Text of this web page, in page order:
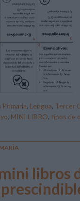
Primaria, Lengua, Tercer
, MINI LIBRO, tipos de
MARÍA
libros